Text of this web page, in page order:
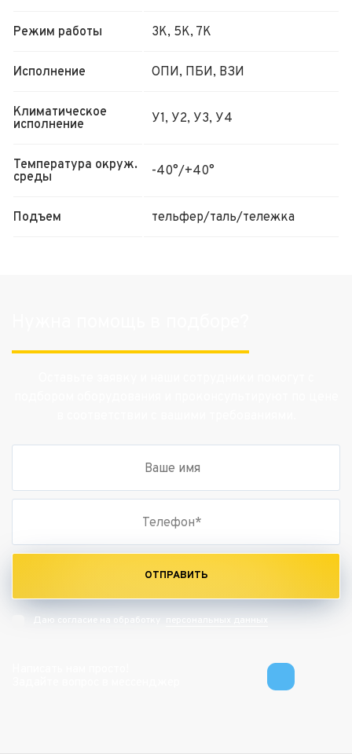
Режим работы 3К, 5К, 7К
Исполнение ОПИ, ПБИ, ВЗИ
Климатическое
исполнение
У1, У2, У3, У4
Температура окруж.
среды
-40°/+40°
Подъем тельфер/таль/тележка
ОТПРАВИТЬ
Даю согласие на обработку персональных данных